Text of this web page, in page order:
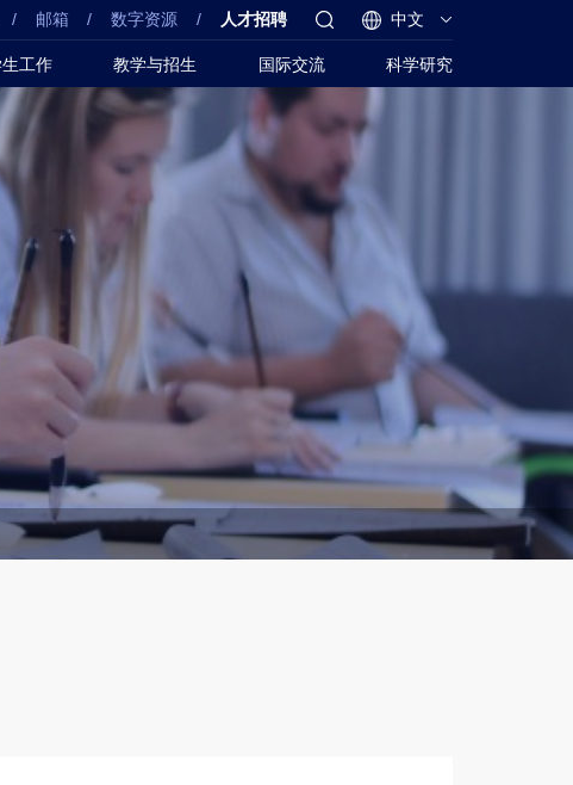
/ 邮箱 / 数字资源 / 人才招聘 中文
工作 教学与招生 国际交流 科学研究